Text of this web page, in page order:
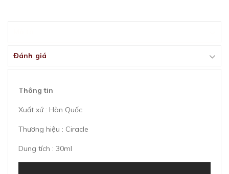
Đánh giá
Thông tin
Xuất xứ : Hàn Quốc
Thương hiệu : Ciracle
Dung tích : 30ml